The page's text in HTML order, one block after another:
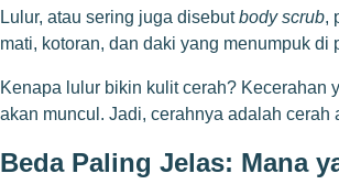
Lulur, atau sering juga disebutbody scrub,
mati, kotoran, dan daki yang menumpuk
Kenapa lulur bikin kulit cerah? Kecerahan
akan muncul. Jadi, cerahnya adalah
Beda Paling Jelas: Mana